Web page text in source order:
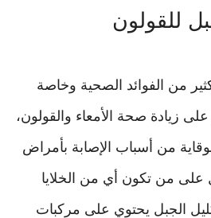
للقولون
من الفوائد الصحية وخاصة
زيادة صحة الأمعاء والقولون،
من أسباب الإصابة بأمراض
على من تكون أي من الخلايا
الجبل يحتوي على مركبات